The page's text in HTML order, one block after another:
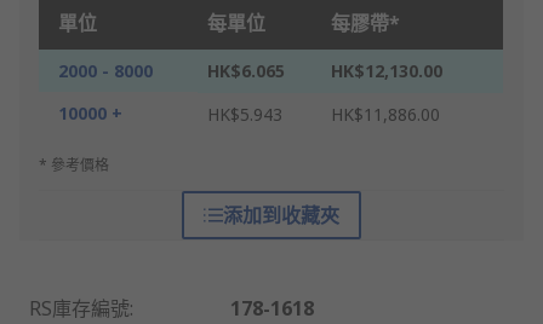
單位 每單位 每膠帶*
2000 - 8000 HK$6.065
HK$12,130.00
10000 +
HK$5.943 HK$11,886.00
* 參考價格
添加到收藏夾
RS庫存編號:
178-1618